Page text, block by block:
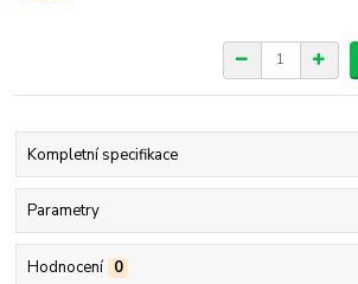
Kompletní specifikace
Parametry
Hodnocení 0